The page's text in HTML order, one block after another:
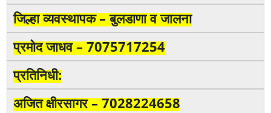
जिल्हा व्यवस्थापक – बुलडाणा व जालना
प्रमोद जाधव – 7075717254
प्रतिनिधी:
अजित क्षीरसागर – 7028224658